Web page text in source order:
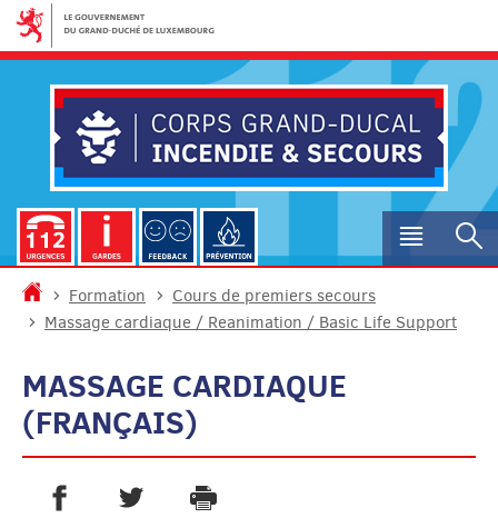
Aller
la
navigation
Aller
contenu
Menu
Accueil
Formation
Cours de premiers secours
Massage cardiaque / Reanimation / Basic Life Support
MASSAGE CARDIAQUE
(FRANÇAIS)
PARTAGER SUR FACEBOOK
PARTAGER SUR TWITTER
IMPRIMER